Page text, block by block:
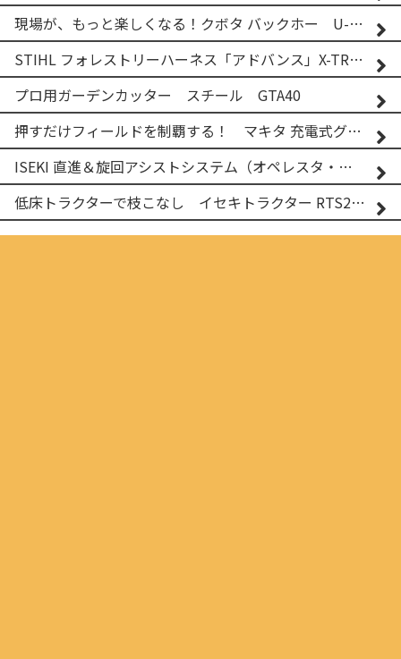
現場が、もっと楽しくなる！クボタ バックホー U-25-3A
STIHL フォレストリーハーネス「アドバンス」X-TREEm
プロ用ガーデンカッター スチール GTA40
押すだけフィールドを制覇する！ マキタ 充電式グランドトリマー MUG001G
ISEKI 直進＆旋回アシストシステム（オペレスタ・ターン）搭載 イセキ 乗用田植機 PRJ8D-ZJL
低床トラクターで枝こなし イセキトラクター RTS205NS & フレールモア FNC1202F